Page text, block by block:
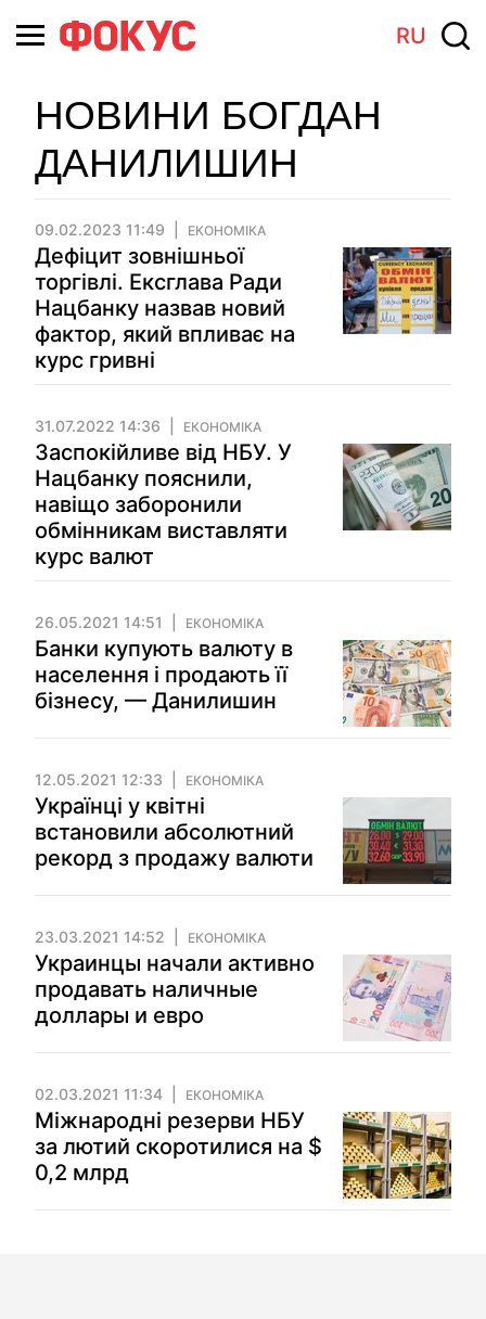
RU
НОВИНИ БОГДАН
ДАНИЛИШИН
09.02.2023 11:49 ЕКОНОМІКА
Дефіцит зовнішньої
торгівлі. Ексглава Ради
Нацбанку назвав новий
фактор, який впливає на
курс гривні
31.07.2022 14:36 ЕКОНОМІКА
Заспокійливе від НБУ. У
Нацбанку пояснили,
навіщо заборонили
обмінникам виставляти
курс валют
26.05.2021 14:51 ЕКОНОМІКА
Банки купують валюту в
населення і продають її
бізнесу, — Данилишин
12.05.2021 12:33 ЕКОНОМІКА
Українці у квітні
встановили абсолютний
рекорд з продажу валюти
23.03.2021 14:52 ЕКОНОМІКА
Украинцы начали активно
продавать наличные
доллары и евро
02.03.2021 11:34 ЕКОНОМІКА
Міжнародні резерви НБУ
за лютий скоротилися на $
0,2 млрд